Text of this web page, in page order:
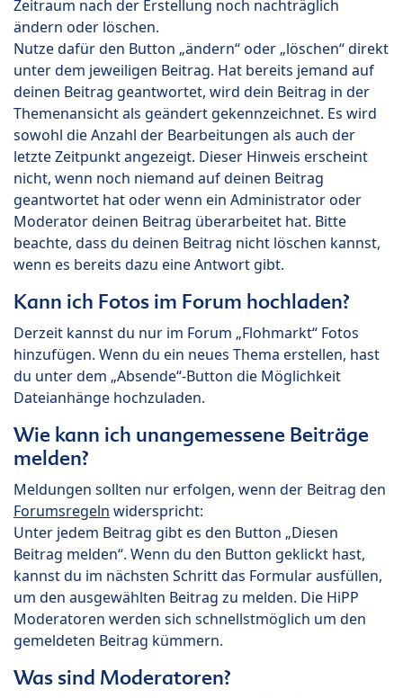
Zeitraum nach der Erstellung noch nachträglich
ändern oder löschen.
Nutze dafür den Button „ändern“ oder „löschen“ direkt
unter dem jeweiligen Beitrag. Hat bereits jemand auf
deinen Beitrag geantwortet, wird dein Beitrag in der
Themenansicht als geändert gekennzeichnet. Es wird
sowohl die Anzahl der Bearbeitungen als auch der
letzte Zeitpunkt angezeigt. Dieser Hinweis erscheint
nicht, wenn noch niemand auf deinen Beitrag
geantwortet hat oder wenn ein Administrator oder
Moderator deinen Beitrag überarbeitet hat. Bitte
beachte, dass du deinen Beitrag nicht löschen kannst,
wenn es bereits dazu eine Antwort gibt.
Kann ich Fotos im Forum hochladen?
Derzeit kannst du nur im Forum „Flohmarkt“ Fotos
hinzufügen. Wenn du ein neues Thema erstellen, hast
du unter dem „Absende“-Button die Möglichkeit
Dateianhänge hochzuladen.
Wie kann ich unangemessene Beiträge
melden?
Meldungen sollten nur erfolgen, wenn der Beitrag den
Forumsregeln widerspricht:
Unter jedem Beitrag gibt es den Button „Diesen
Beitrag melden“. Wenn du den Button geklickt hast,
kannst du im nächsten Schritt das Formular ausfüllen,
um den ausgewählten Beitrag zu melden. Die HiPP
Moderatoren werden sich schnellstmöglich um den
gemeldeten Beitrag kümmern.
Was sind Moderatoren?